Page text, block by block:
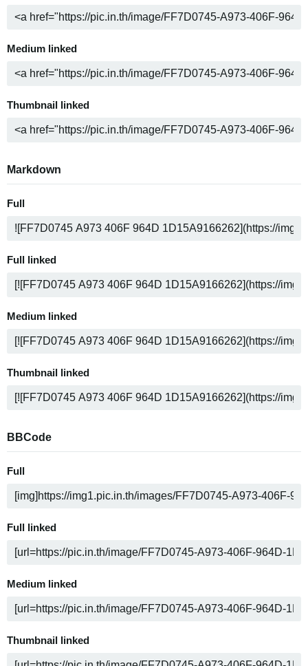
Medium linked
Thumbnail linked
Markdown
Full
Full linked
Medium linked
Thumbnail linked
BBCode
Full
Full linked
Medium linked
Thumbnail linked